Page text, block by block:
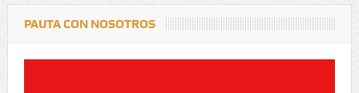
PAUTA CON NOSOTROS